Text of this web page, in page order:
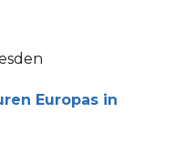
Europas in